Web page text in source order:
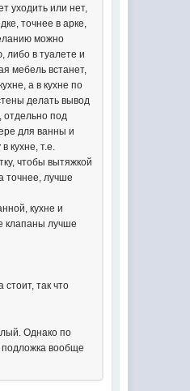
уходить или нет,
точнее в арке,
можно
либо в туалете и
мебель встанет,
а в кухне по
делать вывод
отдельно под
для ванны и
кухне, т.е.
чтобы вытяжкой
точнее, лучше
кухне и
клапаны лучше
так что
Однако по
подложка вообще